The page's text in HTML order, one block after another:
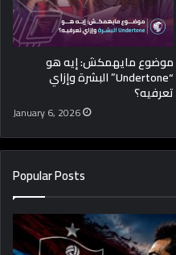
موضوع مايهمكش: إيه هو
“Undertone” البشرة وإزاي
تعرفيه؟
January 6, 2026
Popular Posts